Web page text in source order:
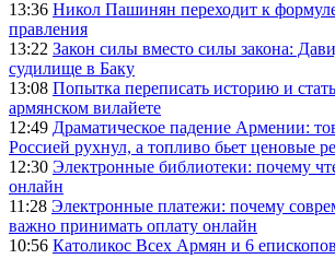
13:36 Никол Пашинян переходит к
правления
13:22 Закон силы вместо силы закона:
судилище в Баку
13:08 Попытка переписать историю и
армянском вилайете
12:49 Драматическое падение Армении:
Россией рухнул, а топливо бьет ценовые
12:30 Электронные библиотеки: почему
онлайн
11:28 Электронные платежи: почему
важно принимать оплату онлайн
10:56 Католикос Всех Армян и 6